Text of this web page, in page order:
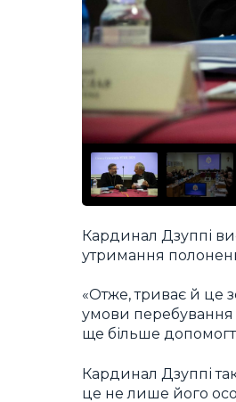
Кардинал Дзуппі
утримання
«Отже, триває й це
умови перебування
ще більше
Кардинал Дзуппі
це не лише його